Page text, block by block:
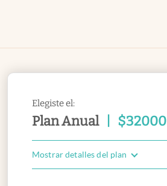
Elegiste el:
Plan Anual $32000
Mostrar detalles del plan